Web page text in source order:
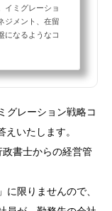
イミグレーショ
ジメント、在留
になるようなコ
グレーション戦略コ
いたします。
書士からの経営管
限りませんので、